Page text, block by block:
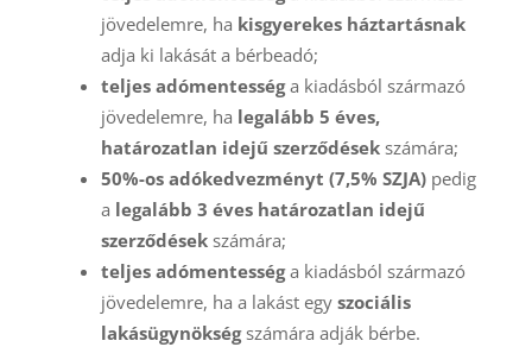
jövedelemre, ha kisgyerekes háztartásnak
adja ki lakását a bérbeadó;
teljes adómentességa kiadásból származó
jövedelemre, ha legalább 5 éves,
határozatlan idejű szerződésekszámára;
50%-os adókedvezményt (7,5% SZJA)pedig
a legalább 3 éves határozatlan idejű
szerződésekszámára;
teljes adómentességa kiadásból származó
jövedelemre, ha a lakást egy szociális
lakásügynökségszámára adják bérbe.